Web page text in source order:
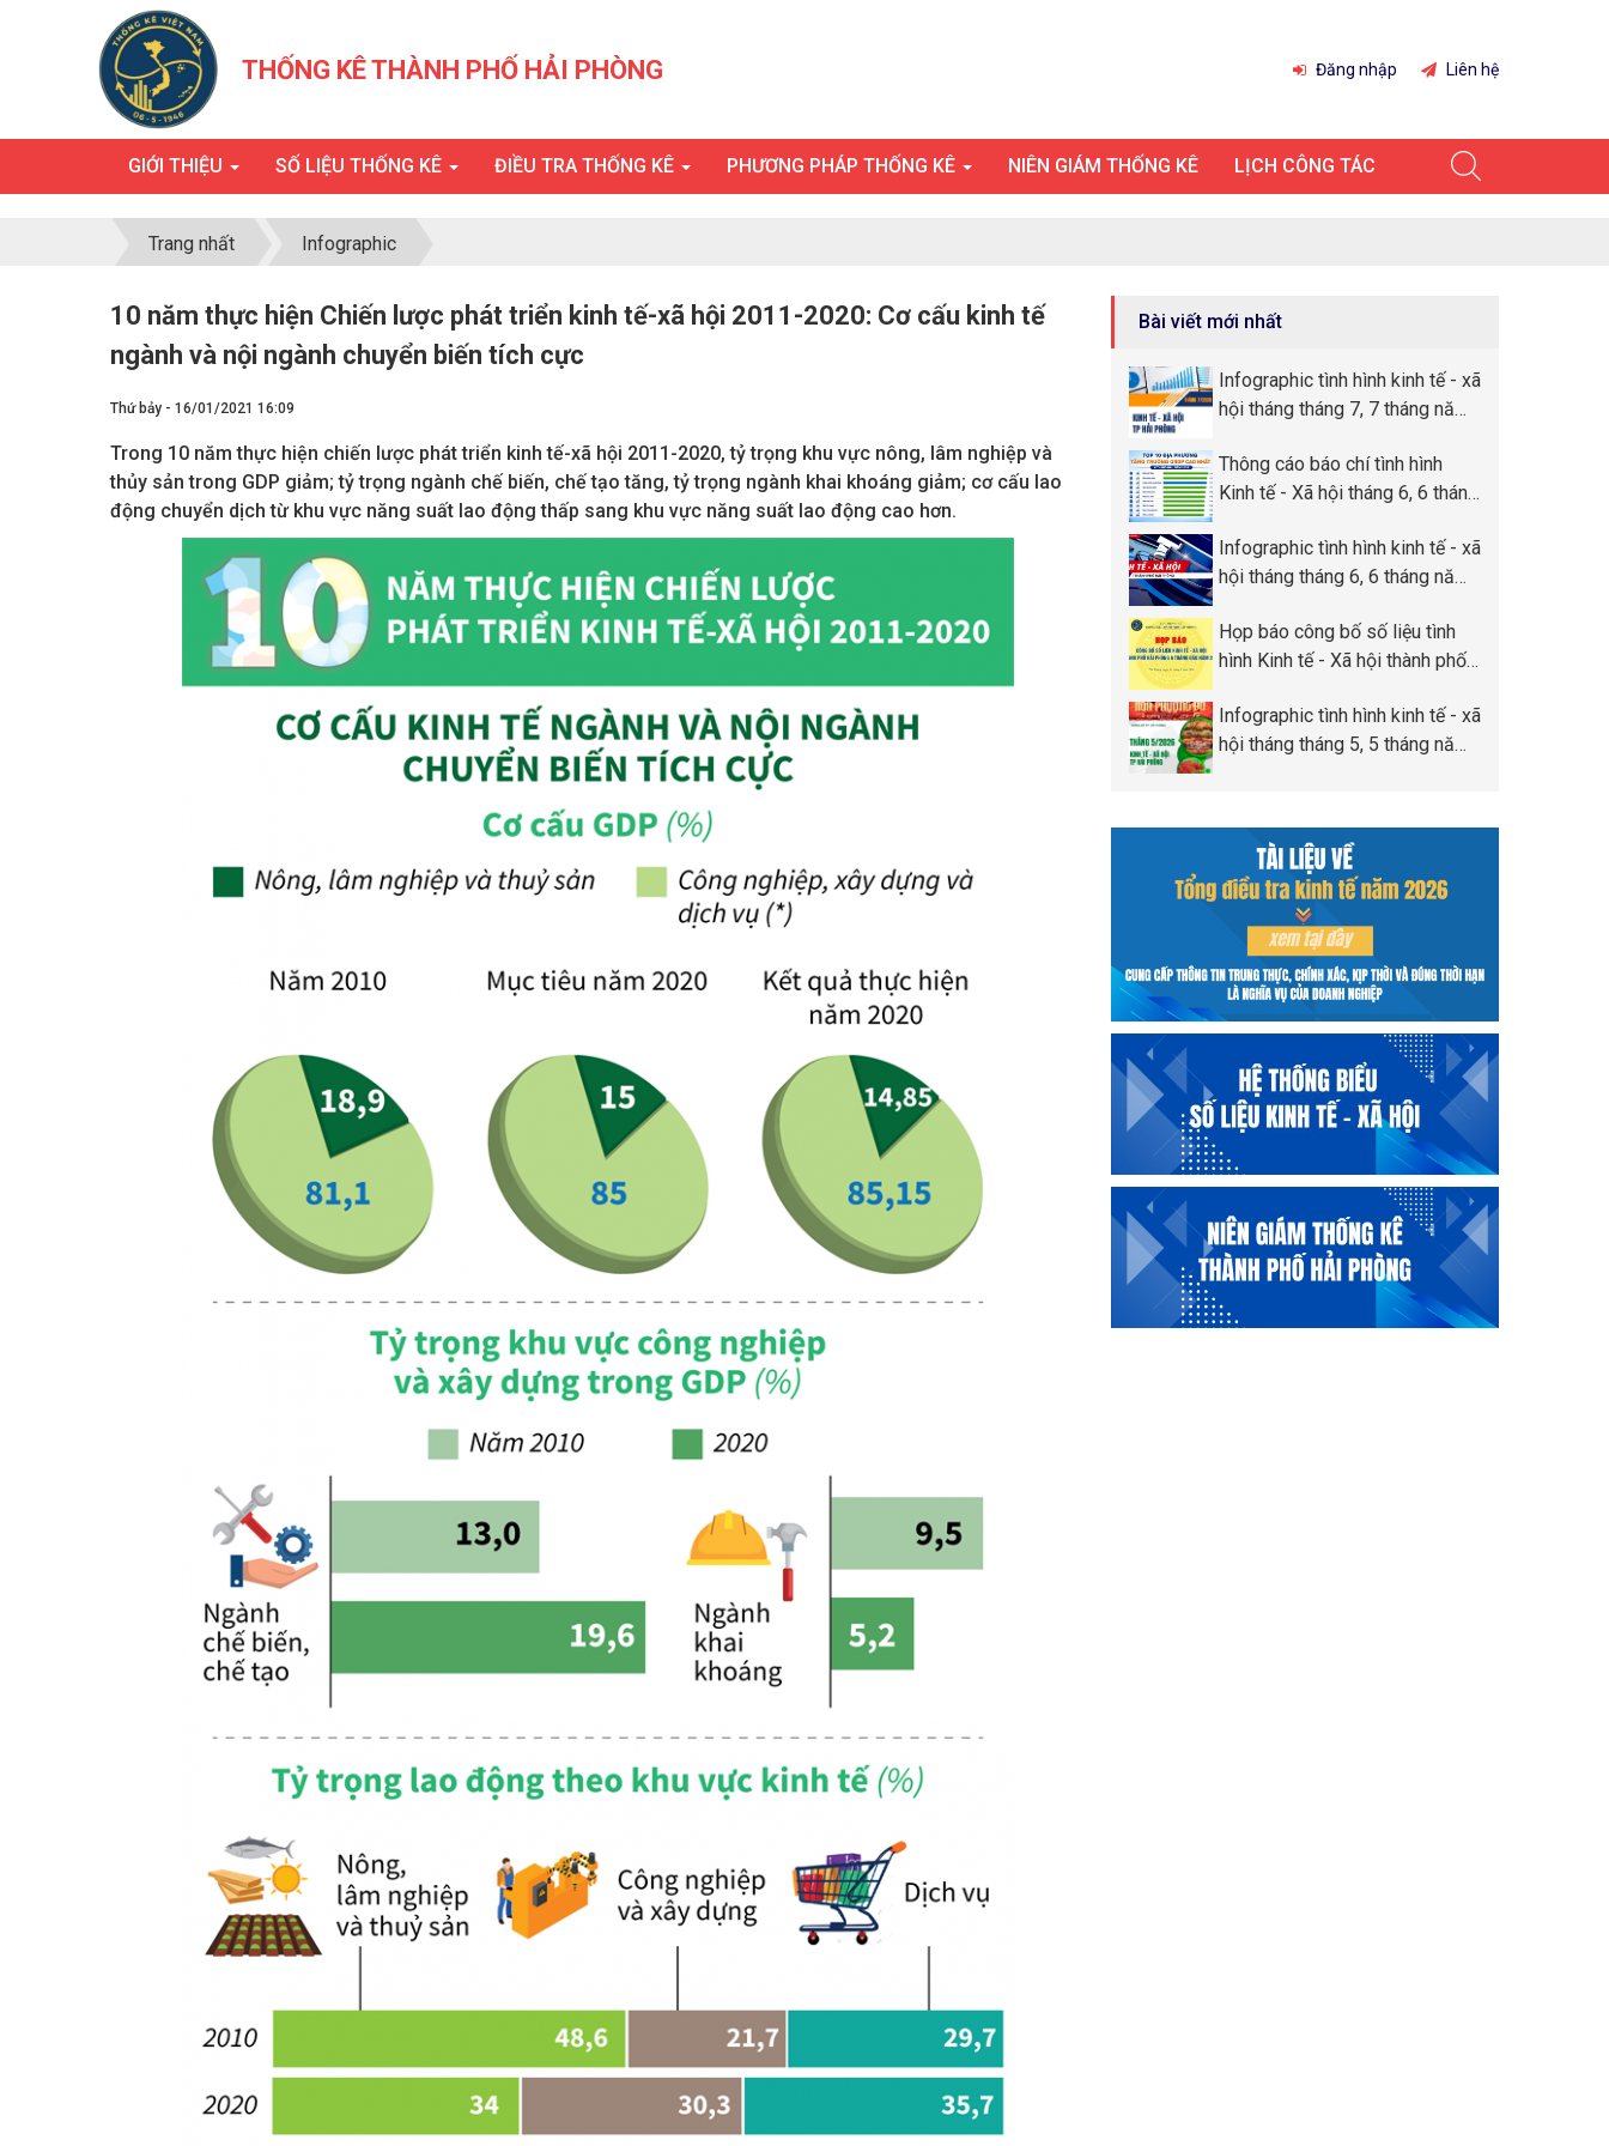
THỐNG KÊ THÀNH PHỐ HẢI PHÒNG Đăng nhập Liên hệ
GIỚI THIỆU SỐ LIỆU THỐNG KÊ ĐIỀU TRA THỐNG KÊ PHƯƠNG PHÁP THỐNG KÊ NIÊN GIÁM THỐNG KÊ LỊCH CÔNG TÁC
Trang nhất Infographic
10 năm thực hiện Chiến lược phát triển kinh tế-xã hội 2011-2020: Cơ cấu kinh tế
ngành và nội ngành chuyển biến tích cực
Thứ bảy - 16/01/2021 16:09
Trong 10 năm thực hiện chiến lược phát triển kinh tế-xã hội 2011-2020, tỷ trọng khu vực nông, lâm nghiệp và
thủy sản trong GDP giảm; tỷ trọng ngành chế biến, chế tạo tăng, tỷ trọng ngành khai khoáng giảm; cơ cấu lao
động chuyển dịch từ khu vực năng suất lao động thấp sang khu vực năng suất lao động cao hơn.
Bài viết mới nhất
Infographic tình hình kinh tế - xã
hội tháng tháng 7, 7 tháng năm
Thông cáo báo chí tình hình
Kinh tế - Xã hội tháng 6, 6 tháng
Phòng
Infographic tình hình kinh tế - xã
hội tháng tháng 6, 6 tháng năm
Họp báo công bố số liệu tình
hình Kinh tế - Xã hội thành phố
2026
Infographic tình hình kinh tế - xã
hội tháng tháng 5, 5 tháng năm